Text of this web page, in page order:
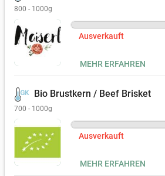
800 - 1000g
Ausverkauft
MEHR ERFAHREN
Bio Brustkern / Beef Brisket
700 - 1000g
Ausverkauft
MEHR ERFAHREN